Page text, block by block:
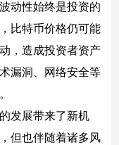
动性始终是投资的
比特币价格仍可能
，造成投资者资产
漏洞、网络安全等
发展带来了新机
但也伴随着诸多风